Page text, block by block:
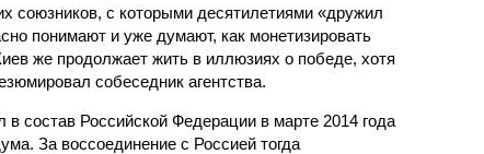
союзников, с которыми десятилетиями «дружил
понимают и уже думают, как монетизировать
же продолжает жить в иллюзиях о победе, хотя
собеседник агентства.
состав Российской Федерации в марте 2014 года
За воссоединение с Россией тогда